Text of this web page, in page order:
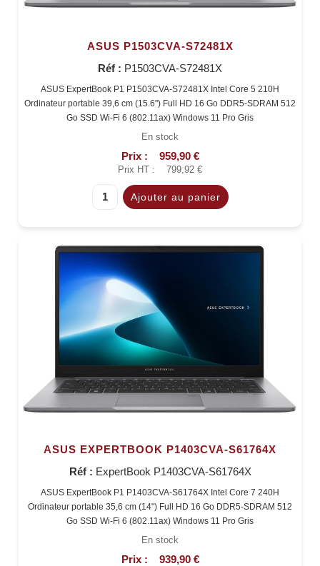
ASUS P1503CVA-S72481X
Réf : P1503CVA-S72481X
ASUS ExpertBook P1 P1503CVA-S72481X Intel Core 5 210H
Ordinateur portable 39,6 cm (15.6") Full HD 16 Go DDR5-SDRAM 512
Go SSD Wi-Fi 6 (802.11ax) Windows 11 Pro Gris
En stock
Prix : 959,90 €
Prix HT : 799,92 €
ASUS EXPERTBOOK P1403CVA-S61764X
Réf : ExpertBook P1403CVA-S61764X
ASUS ExpertBook P1 P1403CVA-S61764X Intel Core 7 240H
Ordinateur portable 35,6 cm (14") Full HD 16 Go DDR5-SDRAM 512
Go SSD Wi-Fi 6 (802.11ax) Windows 11 Pro Gris
En stock
Prix : 939,90 €